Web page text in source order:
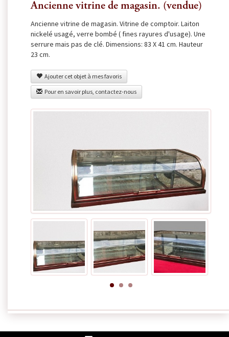
Ancienne vitrine de magasin. (vendue)
Ancienne vitrine de magasin. Vitrine de comptoir. Laiton
nickelé usagé, verre bombé ( fines rayures d'usage). Une
serrure mais pas de clé. Dimensions: 83 X 41 cm. Hauteur
23 cm.
Ajouter cet objet à mes favoris
Pour en savoir plus, contactez-nous